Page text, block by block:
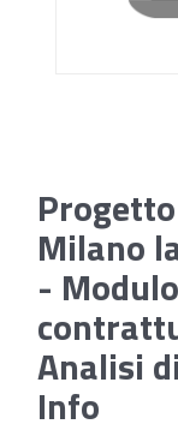
Milano
-
Analisi
Info